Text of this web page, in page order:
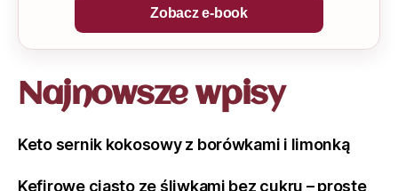
Zobacz e-book
Najnowsze wpisy
Keto sernik kokosowy z borówkami i limonką
Kefirowe ciasto ze śliwkami bez cukru – proste